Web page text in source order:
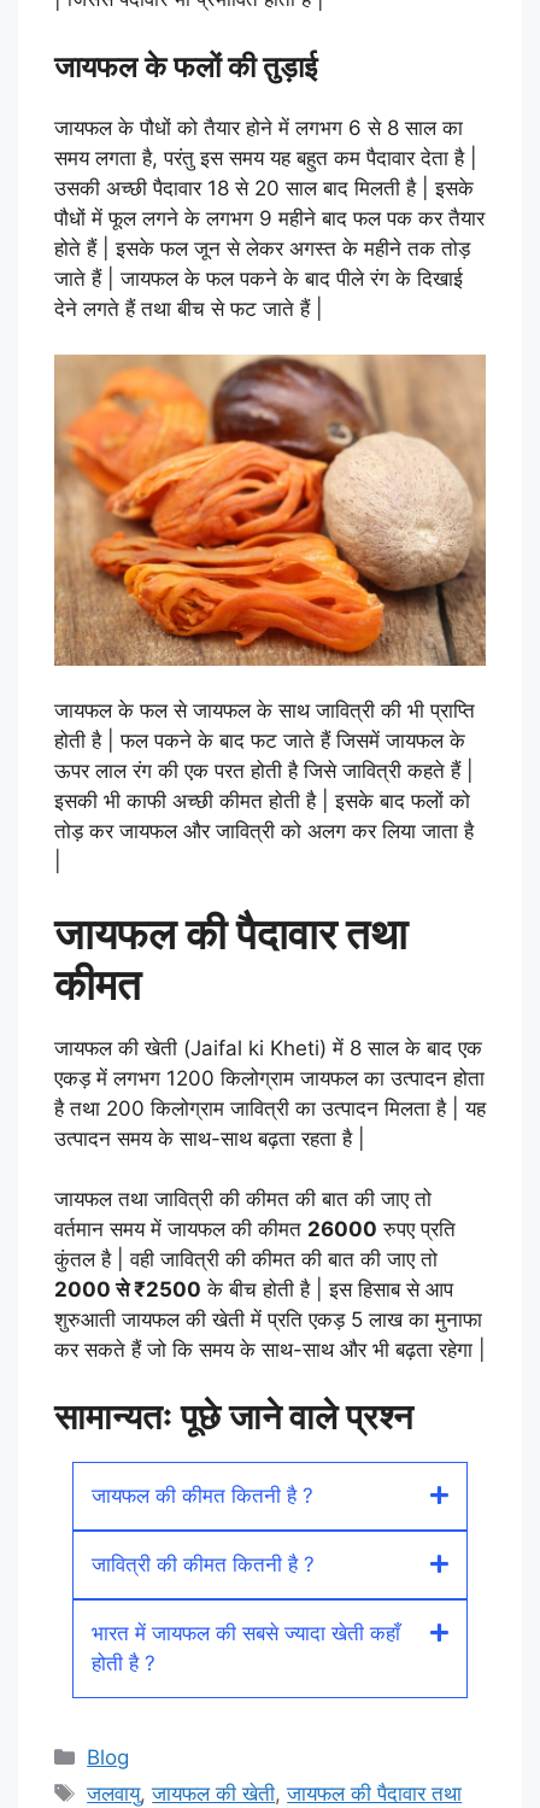
जायफल के फलों की तुड़ाई
जायफल के पौधों को तैयार होने में लगभग 6 से 8 साल का
समय लगता है, परंतु इस समय यह बहुत कम पैदावार देता है |
उसकी अच्छी पैदावार 18 से 20 साल बाद मिलती है | इसके
पौधों में फूल लगने के लगभग 9 महीने बाद फल पक कर तैयार
होते हैं | इसके फल जून से लेकर अगस्त के महीने तक तोड़
जाते हैं | जायफल के फल पकने के बाद पीले रंग के दिखाई
देने लगते हैं तथा बीच से फट जाते हैं |
जायफल के फल से जायफल के साथ जावित्री की भी प्राप्ति
होती है | फल पकने के बाद फट जाते हैं जिसमें जायफल के
ऊपर लाल रंग की एक परत होती है जिसे जावित्री कहते हैं |
इसकी भी काफी अच्छी कीमत होती है | इसके बाद फलों को
तोड़ कर जायफल और जावित्री को अलग कर लिया जाता है
जायफल की पैदावार तथा
कीमत
जायफल की खेती (Jaifal ki Kheti) में 8 साल के बाद एक
एकड़ में लगभग 1200 किलोग्राम जायफल का उत्पादन होता
है तथा 200 किलोग्राम जावित्री का उत्पादन मिलता है | यह
उत्पादन समय के साथ-साथ बढ़ता रहता है |
जायफल तथा जावित्री की कीमत की बात की जाए तो
वर्तमान समय में जायफल की कीमत 26000 रुपए प्रति
कुंतल है | वही जावित्री की कीमत की बात की जाए तो
2000 से ₹2500 के बीच होती है | इस हिसाब से आप
शुरुआती जायफल की खेती में प्रति एकड़ 5 लाख का मुनाफा
कर सकते हैं जो कि समय के साथ-साथ और भी बढ़ता रहेगा |
सामान्यतः पूछे जाने वाले प्रश्न
जायफल की कीमत कितनी है ?
जावित्री की कीमत कितनी है ?
भारत में जायफल की सबसे ज्यादा खेती कहाँ
होती है ?
Categories
Blog
Tags
जलवायु,जायफल की खेती,जायफल की पैदावार तथा